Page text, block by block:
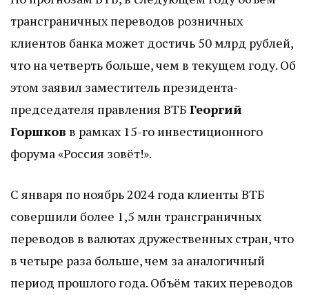
трансграничных переводов розничных
клиентов банка может достичь 50 млрд рублей,
что на четверть больше, чем в текущем году. Об
этом заявил заместитель президента-
председателя правления ВТБ Георгий
Горшков в рамках 15-го инвестиционного
форума «Россия зовёт!».
С января по ноябрь 2024 года клиенты ВТБ
совершили более 1,5 млн трансграничных
переводов в валютах дружественных стран, что
в четыре раза больше, чем за аналогичный
период прошлого года. Объём таких переводов